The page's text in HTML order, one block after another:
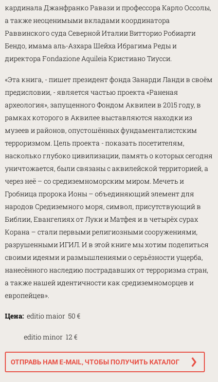
кардинала Джанфранко Равази и профессора Карло Оссолы,
а также неоценимыми вкладами координатора
Раввинского суда Северной Италии Витторио Робиарти
Бендо, имама аль-Азхара Шейха Ибрагима Реды и
директора Fondazione Aquileia Кристиано Тиусси.
«Эта книга, - пишет президент фонда Занарди Ланди в своём
предисловии, - является частью проекта «Раненая
археология», запущенного Фондом Аквилеи в 2015 году, в
рамках которого в Аквилее выставляются находки из
музеев и районов, опустошённых фундаменталистским
терроризмом. Цель проекта - показать посетителям,
насколько глубоко цивилизации, память о которых сегодня
уничтожается, были связаны с аквилейской территорией, а
через неё – со средиземноморским миром. Мечеть и
Гробница пророка Ионы – объединяющий элемент для
народов Средиземного моря, символ, присутствующий в
Библии, Евангелиях от Луки и Матфея и в четырёх сурах
Корана – стали первыми религиозными сооружениями,
разрушенными ИГИЛ. И в этой книге мы хотим поделиться
своими идеями и размышлениями о серьёзности ущерба,
нанесённого наследию пострадавших от терроризма стран,
а также нашей идентичности как средиземноморцев и
европейцев».
Цена: editio maior 50 €
editio minor 12 €
ОТПРАВЬ НАМ E-MAIL, ЧТОБЫ ПОЛУЧИТЬ КАТАЛОГ